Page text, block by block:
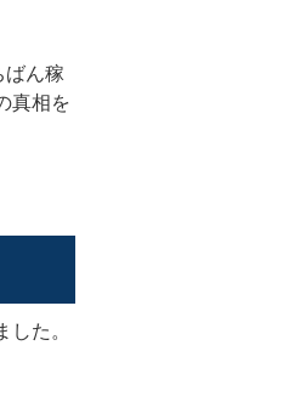
ばん稼
真相を
た。